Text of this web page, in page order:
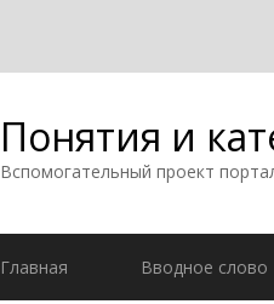
Понятия и
Вспомогательный проект
Главная Вводное слово